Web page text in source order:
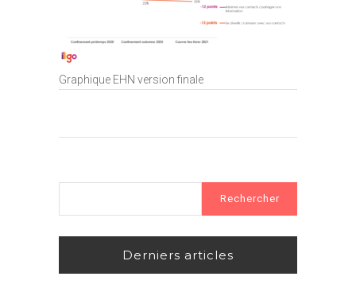
Graphique EHN version finale
Derniers articles